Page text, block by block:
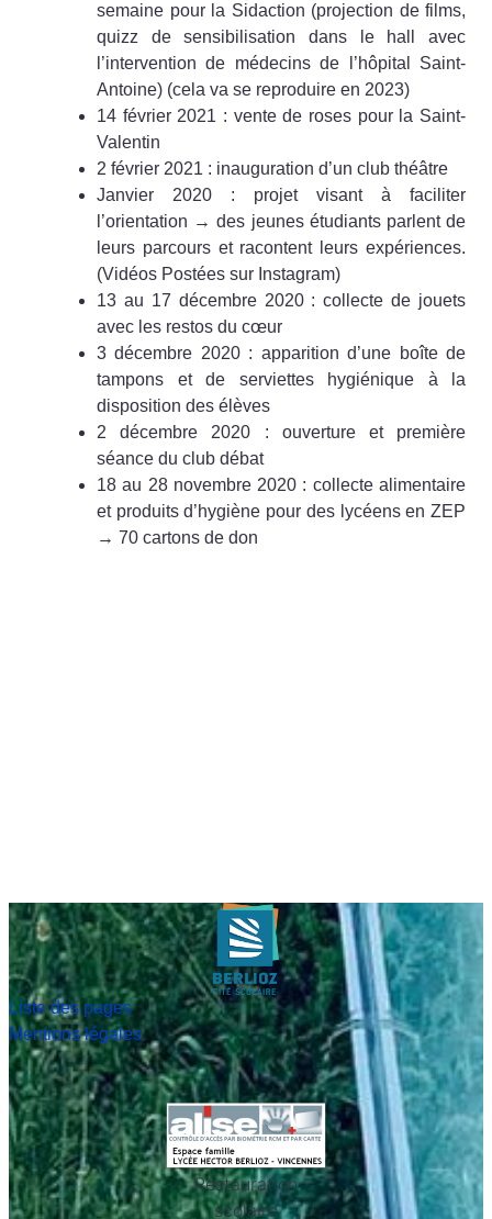
semaine pour la Sidaction (projection de films,
quizz de sensibilisation dans le hall avec
l’intervention de médecins de l’hôpital Saint-
Antoine) (cela va se reproduire en 2023)
14 février 2021 : vente de roses pour la Saint-
Valentin
2 février 2021 : inauguration d’un club théâtre
Janvier 2020 : projet visant à faciliter
l’orientation → des jeunes étudiants parlent de
leurs parcours et racontent leurs expériences.
(Vidéos Postées sur Instagram)
13 au 17 décembre 2020 : collecte de jouets
avec les restos du cœur
3 décembre 2020 : apparition d’une boîte de
tampons et de serviettes hygiénique à la
disposition des élèves
2 décembre 2020 : ouverture et première
séance du club débat
18 au 28 novembre 2020 : collecte alimentaire
et produits d’hygiène pour des lycéens en ZEP
→ 70 cartons de don
Liste des pages
Mentions légales
Restauration
scolaire